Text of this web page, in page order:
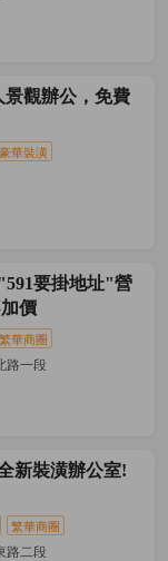
景觀辦公，免費
豪華裝潢
要掛地址"營
價
繁華商圈
路一段
新裝潢辦公室!
繁華商圈
路二段